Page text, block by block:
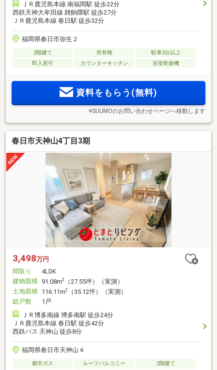
ＪＲ鹿児島本線 南福岡駅 徒歩22分
西鉄天神大牟田線 雑餉隈駅 徒歩27分
ＪＲ鹿児島本線 春日駅 徒歩32分
福岡県春日市弥生２
2階建て 所有権
駐車2台以上
即入居可
カウンターキッチン 浴室乾燥機
資料をもらう(無料)
※SUUMOのお問い合わせページへ移動します
春日市天神山4丁目3期
3,498万円
間取り
4LDK
建物面積 91.08m2
（27.55坪）（実測）
土地面積 116.11m2
（35.12坪）（実測）
総戸数
1戸
ＪＲ博多南線 博多南駅 徒歩24分
ＪＲ鹿児島本線 春日駅 徒歩42分
西鉄バス 天神山 徒歩8分
福岡県春日市天神山４
都市ガス ルーフバルコニー
2階建て